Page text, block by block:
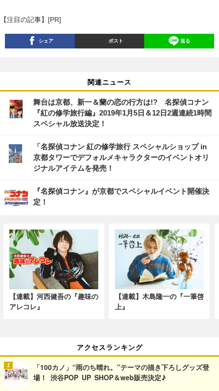
【注目の記事】[PR]
シェア ポスト 送る
関連ニュース
舞台は京都、新一＆蘭の恋の行方は!? 名探偵コナン
『紅の修学旅行編』2019年1月5日＆12日2週連続1時間
スペシャル放送決定！
「名探偵コナン 紅の修学旅行 スペシャルショップ in
京都タワーでデフォルメキャラクターのイベントオリ
ジナルアイテムを発売！
『名探偵コナン』が京都でスペシャルイベント開催決
定！
【連載】河西健吾の『趣味の
アレコレ』
【連載】木島隆一の『一筆啓
上』
アクセスランキング
「100カノ」“雨のち晴れ。”テーマの描き下ろしグッズ登
場！ 渋谷POP UP SHOP＆web販売決定♪